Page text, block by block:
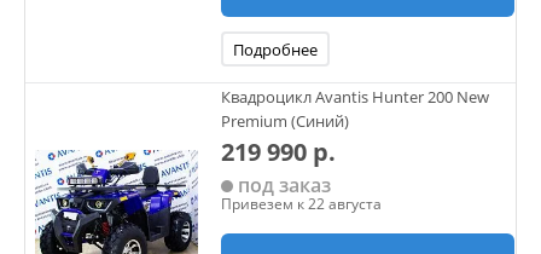
Подробнее
Квадроцикл Avantis Hunter 200 New
Premium (Синий)
219 990 р.
под заказ
Привезем к 22 августа